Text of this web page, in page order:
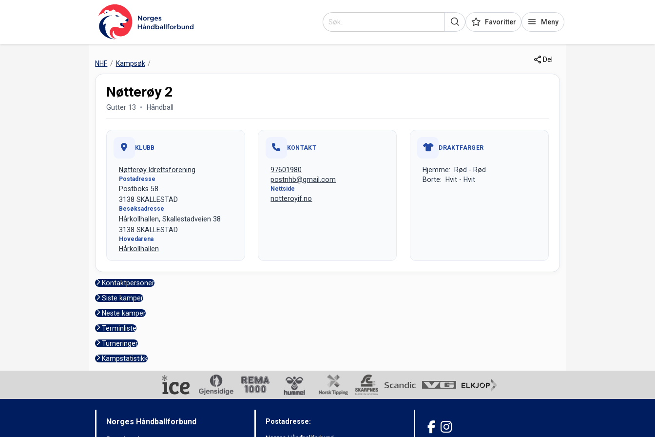
Favoritter Meny
NHF Kampsøk Del
Nøtterøy 2
Gutter 13 Håndball
KLUBB
Nøtterøy Idrettsforening
Postadresse
Postboks 58
3138 SKALLESTAD
Besøksadresse
Hårkollhallen, Skallestadveien 38
3138 SKALLESTAD
Hovedarena
Hårkollhallen
KONTAKT
97601980
postnhb@gmail.com
Nettside
notteroyif.no
DRAKTFARGER
Hjemme: Rød - Rød
Borte: Hvit - Hvit
Kontaktpersoner
Siste kamper
Neste kamper
Terminliste
Turneringer
Kampstatistikk
Norges Håndballforbund Postadresse: